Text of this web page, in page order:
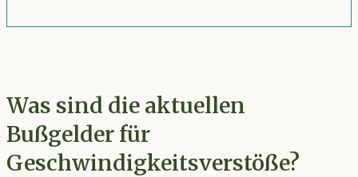
Was sind die aktuellen
Bußgelder für
Geschwindigkeitsverstöße?